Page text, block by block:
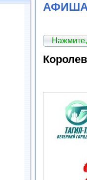
АФИША.